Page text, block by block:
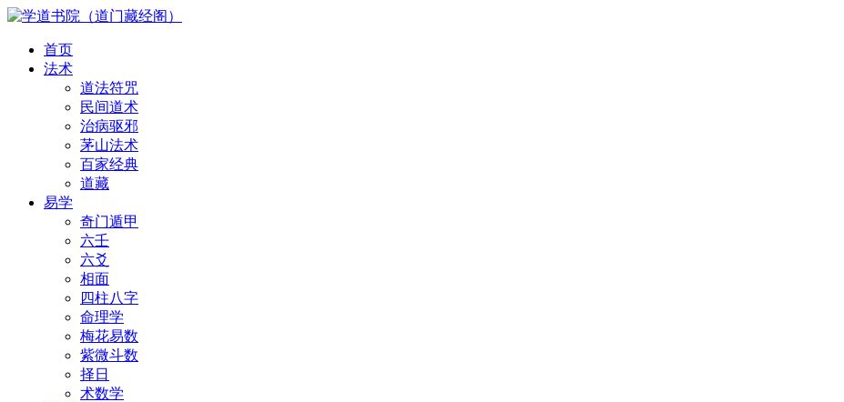
首页
法术
道法符咒
民间道术
治病驱邪
茅山法术
百家经典
道藏
易学
奇门遁甲
六壬
六爻
相面
四柱八字
命理学
梅花易数
紫微斗数
择日
术数学